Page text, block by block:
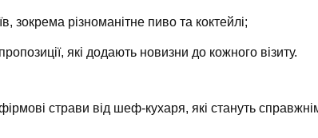
зокрема різноманітне пиво та коктейлі;
які додають новизни до кожного візиту.
страви від шеф-кухаря, які стануть